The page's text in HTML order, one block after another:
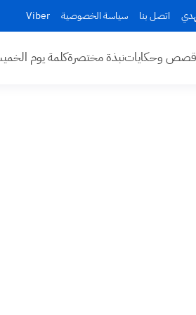
اتصل بنا سياسة الخصوصية Viber
قصص وحكاياتنبذة مختصرةكلمة يوم